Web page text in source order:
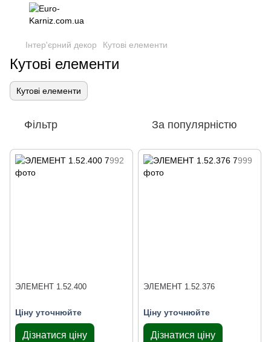
Інтер'єрний декор Кутові елементи
Кутові елементи
Кутові елементи
Фільтр За популярністю
ЭЛЕМЕНТ 1.52.400
Ціну уточнюйте
Дізнатися ціну
ЭЛЕМЕНТ 1.52.376
Ціну уточнюйте
Дізнатися ціну